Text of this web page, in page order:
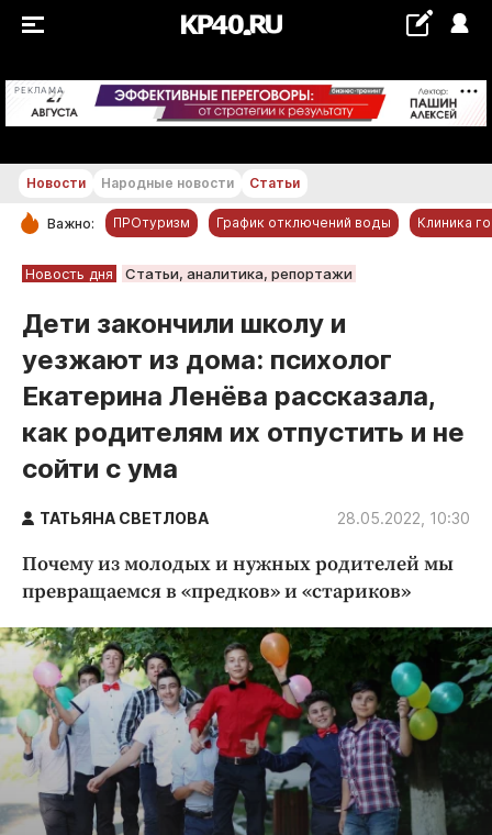
РЕКЛАМА +23...+24 °С
РУБРИКИ
Статьи
Народные новости
Авто и транспорт
Благоустройство
Криминал
Недвижимость и ЖКХ
Образование
Общество
Погода
Праздники
Происшествия
Спорт
Экономика и бизнес
Новости Народные новости Статьи
Важно: ПРОтуризм График отключений воды Клиника
Новость дня Статьи, аналитика, репортажи
Дети закончили школу и
уезжают из дома: психолог
Екатерина Ленёва рассказала,
как родителям их отпустить и не
сойти с ума
ТАТЬЯНА СВЕТЛОВА 28.05.2022, 10:30
Почему из молодых и нужных родителей мы
превращаемся в «предков» и «стариков»